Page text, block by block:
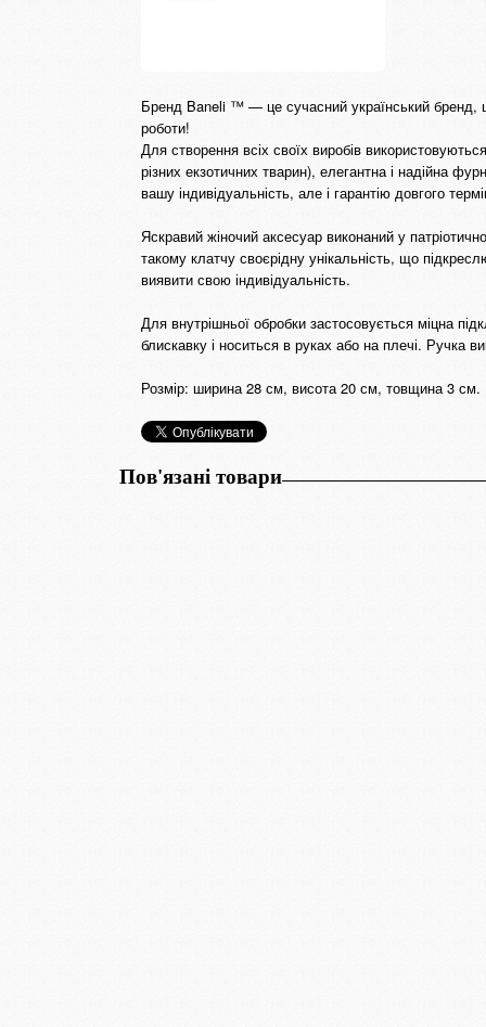
Бренд Baneli ™ — це сучасний український бренд,
роботи!
Для створення всіх своїх виробів
різних екзотичних тварин), елегантна і надійна
вашу індивідуальність, але і гарантію довгого
Яскравий жіночий аксесуар виконаний у
такому клатчу своєрідну унікальність, що
виявити свою індивідуальність.
Для внутрішньої обробки застосовується міцна
блискавку і носиться в руках або на плечі. Ручка
Розмір: ширина 28 см, висота 20 см, товщина 3 см.
Пов'язані товари